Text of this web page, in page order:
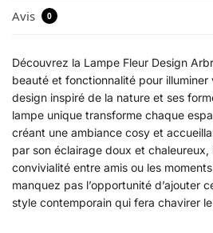
Avis 0
Découvrez la Lampe Fleur Design
beauté et fonctionnalité pour illuminer
design inspiré de la nature et ses
lampe unique transforme chaque
créant une ambiance cosy et
par son éclairage doux et chaleureux,
convivialité entre amis ou les
manquez pas l’opportunité d’ajouter
style contemporain qui fera chavirer